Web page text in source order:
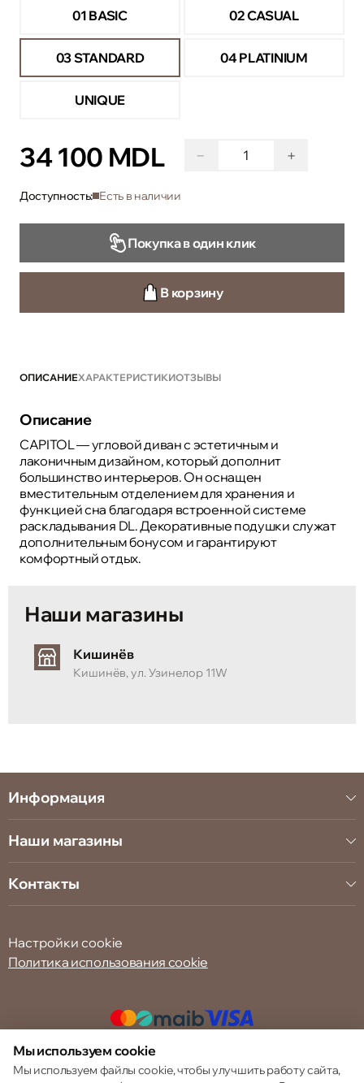
01 BASIC
02 CASUAL
03 STANDARD 04 PLATINIUM
UNIQUE
34 100 MDL − +
Доступность: Есть в наличии
Покупка в один клик
В корзину
ОПИСАНИЕХАРАКТЕРИСТИКИОТЗЫВЫ
Описание
CAPITOL — угловой диван с эстетичным и
лаконичным дизайном, который дополнит
большинство интерьеров. Он оснащен
вместительным отделением для хранения и
функцией сна благодаря встроенной системе
раскладывания DL. Декоративные подушки служат
дополнительным бонусом и гарантируют
комфортный отдых.
Наши магазины
Кишинёв
Кишинёв, ул. Узинелор 11W
Информация
Наши магазины
Контакты
Настройки cookie
Политика использования cookie
© 2013 – 2026 ECOM
Мы используем cookie
Мы используем файлы cookie, чтобы улучшить работу сайта,